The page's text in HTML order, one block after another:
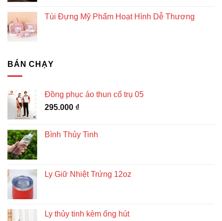
Túi Đựng Mỹ Phẩm Hoạt Hình Dễ Thương
BÁN CHẠY
Đồng phục áo thun cổ trụ 05
295.000 ₫
Bình Thủy Tinh
Ly Giữ Nhiệt Trứng 12oz
Ly thủy tinh kèm ống hút